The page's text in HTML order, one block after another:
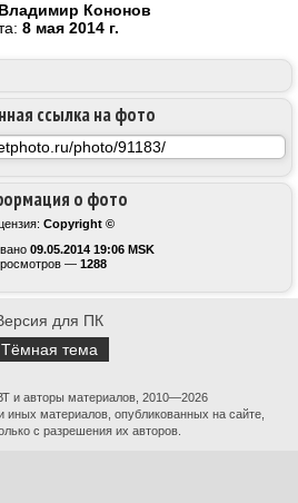
Владимир Кононов
8 мая 2014 г.
о фото
Copyright ©
09.05.2014 19:06 MSK
— 1288
ссылка на фото
для ПК
Тёмная тема
и авторы материалов, 2010—2026
материалов, опубликованных на сайте,
с разрешения их авторов.